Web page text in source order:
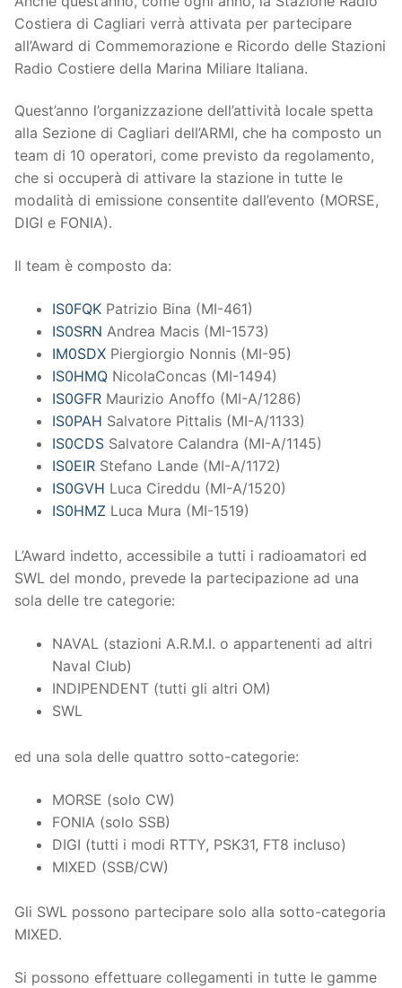
Costiera di Cagliari verrà attivata per partecipare
all’Award di Commemorazione e Ricordo delle Stazioni
Radio Costiere della Marina Miliare Italiana.
Quest’anno l’organizzazione dell’attività locale spetta
alla Sezione di Cagliari dell’ARMI, che ha composto un
team di 10 operatori, come previsto da regolamento,
che si occuperà di attivare la stazione in tutte le
modalità di emissione consentite dall’evento (MORSE,
DIGI e FONIA).
Il team è composto da:
IS0FQKPatrizio Bina (MI-461)
IS0SRN Andrea Macis (MI-1573)
IM0SDXPiergiorgio Nonnis (MI-95)
IS0HMQNicolaConcas (MI-1494)
IS0GFRMaurizio Anoffo (MI-A/1286)
IS0PAH Salvatore Pittalis (MI-A/1133)
IS0CDSSalvatore Calandra (MI-A/1145)
IS0EIRStefano Lande (MI-A/1172)
IS0GVH Luca Cireddu (MI-A/1520)
IS0HMZ Luca Mura (MI-1519)
L’Award indetto, accessibile a tutti i radioamatori ed
SWL del mondo, prevede la partecipazione ad una
sola delle tre categorie:
NAVAL (stazioni A.R.M.I. o appartenenti ad altri
Naval Club)
INDIPENDENT (tutti gli altri OM)
SWL
ed una sola delle quattro sotto-categorie:
MORSE (solo CW)
FONIA (solo SSB)
DIGI (tutti i modi RTTY, PSK31, FT8 incluso)
MIXED (SSB/CW)
Gli SWL possono partecipare solo alla sotto-categoria
MIXED.
Si possono effettuare collegamenti in tutte le gamme